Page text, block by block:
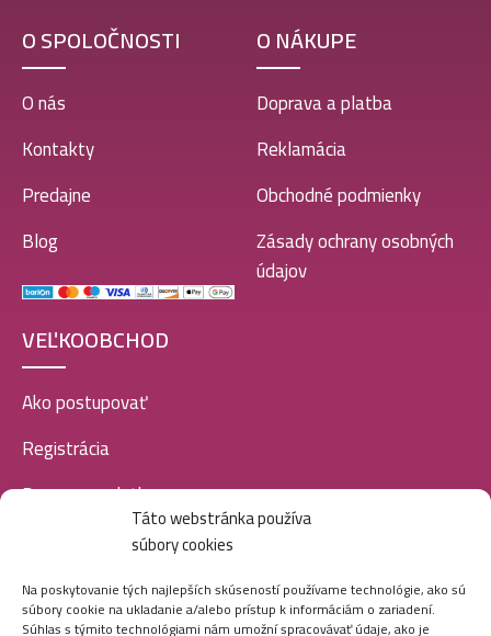
Táto webstránka používa
súbory cookies
Na poskytovanie tých najlepších skúseností používame technológie, ako sú
súbory cookie na ukladanie a/alebo prístup k informáciám o zariadení.
Súhlas s týmito technológiami nám umožní spracovávať údaje, ako je
O SPOLOČNOSTI
O nás
Kontakty
Predajne
Blog
O NÁKUPE
Doprava a platba
Reklamácia
Obchodné podmienky
Zásady ochrany osobných
údajov
VEĽKOOBCHOD
Ako postupovať
Registrácia
Doprava a platba
SOCIÁLNE SIETE